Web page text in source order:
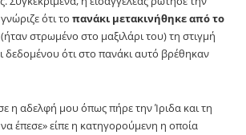
ότι το πανάκι μετακινήθηκε από το
στρωμένο στο μαξιλάρι του) τη στιγμή
δεδομένου ότι στο πανάκι αυτό βρέθηκαν
η αδελφή μου όπως πήρε την Ίριδα και τη
έπεσε» είπε η κατηγορούμενη η οποία